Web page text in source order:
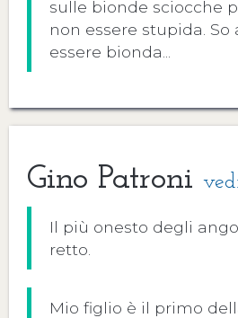
sulle bionde sciocche
non essere stupida. So
essere bionda...
Gino Patroni
Il più onesto degli
retto.
Mio figlio è il primo